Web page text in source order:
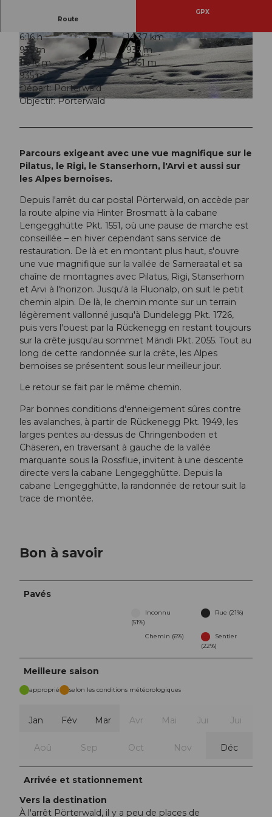
© Obwalden Tourismus, Obwalden Tourismus
© Obwalden Tourismus, Obwalden Tourismus © Obwalden Tourismus, Obwalden Tourismus
Route
GPX
6:16 h
14,37 km
935 m
935 m
1.016 m
1.951 m
935 m
Départ: Pörterwald
Objectif: Pörterwald
Parcours exigeant avec une vue magnifique sur le
Pilatus, le Rigi, le Stanserhorn, l'Arvi et aussi sur
les Alpes bernoises.
Depuis l'arrêt du car postal Pörterwald, on accède par
la route alpine via Hinter Brosmatt à la cabane
Lengegghütte Pkt. 1551, où une pause de marche est
conseillée – en hiver cependant sans service de
restauration. De là et en montant plus haut, s'ouvre
une vue magnifique sur la vallée de Sarneraatal et sa
chaîne de montagnes avec Pilatus, Rigi, Stanserhorn
et Arvi à l'horizon. Jusqu'à la Fluonalp, on suit le petit
chemin alpin. De là, le chemin monte sur un terrain
légèrement vallonné jusqu'à Dundelegg Pkt. 1726,
puis vers l'ouest par la Rückenegg en restant toujours
sur la crête jusqu'au sommet Mändli Pkt. 2055. Tout au
long de cette randonnée sur la crête, les Alpes
bernoises se présentent sous leur meilleur jour.
Le retour se fait par le même chemin.
Par bonnes conditions d'enneigement sûres contre
les avalanches, à partir de Rückenegg Pkt. 1949, les
larges pentes au-dessus de Chringenboden et
Chäseren, en traversant à gauche de la vallée
marquante sous la Rossflue, invitent à une descente
directe vers la cabane Lengegghütte. Depuis la
cabane Lengegghütte, la randonnée de retour suit la
trace de montée.
Bon à savoir
Pavés
Inconnu
(51%)
Rue (21%)
Chemin (6%)
Sentier
(22%)
Meilleure saison
approprié selon les conditions météorologiques
Jan Fév Mar Avr Mai Jui Jui
Aoû Sep Oct Nov Déc
Arrivée et stationnement
Vers la destination
À l'arrêt Pörterwald, il y a peu de places de